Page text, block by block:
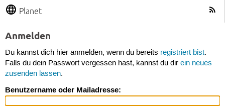
Planet
Anmelden
Du kannst dich hier anmelden, wenn du bereits registriert bist.
Falls du dein Passwort vergessen hast, kannst du dir ein neues
zusenden lassen.
Benutzername oder Mailadresse: